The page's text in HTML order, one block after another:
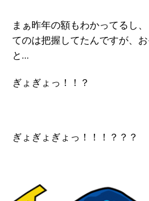
まぁ昨年の額もわかってるし
てのは把握してたんですが、
と…
ぎょぎょっ！！？
ぎょぎょぎょっ！！！？？？